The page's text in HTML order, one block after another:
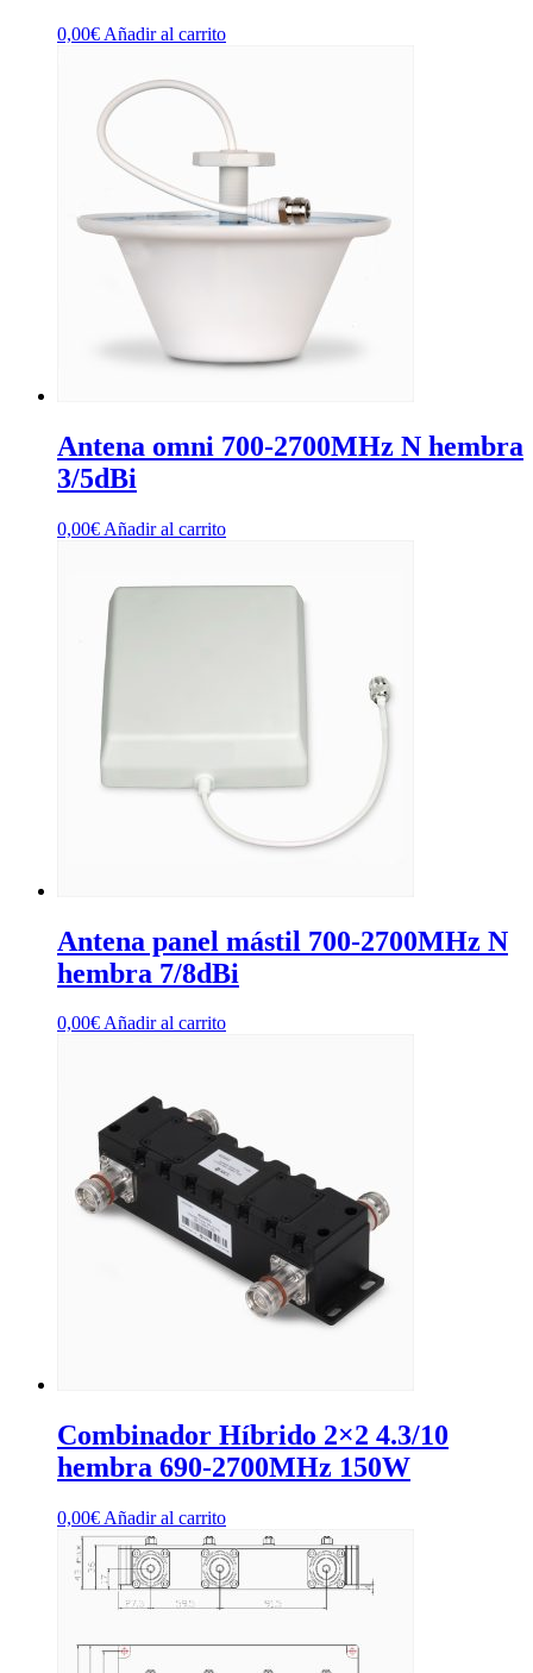
0,00€ Añadir al carrito
Antena omni 700-2700MHz N hembra
3/5dBi
0,00€ Añadir al carrito
Antena panel mástil 700-2700MHz N
hembra 7/8dBi
0,00€Añadir al carrito
Combinador Híbrido 2×2 4.3/10
hembra 690-2700MHz 150W
0,00€ Añadir al carrito